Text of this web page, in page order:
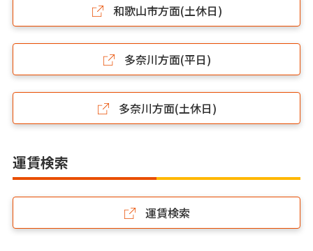
和歌山市方面(土休日)
多奈川方面(平日)
多奈川方面(土休日)
運賃検索
運賃検索